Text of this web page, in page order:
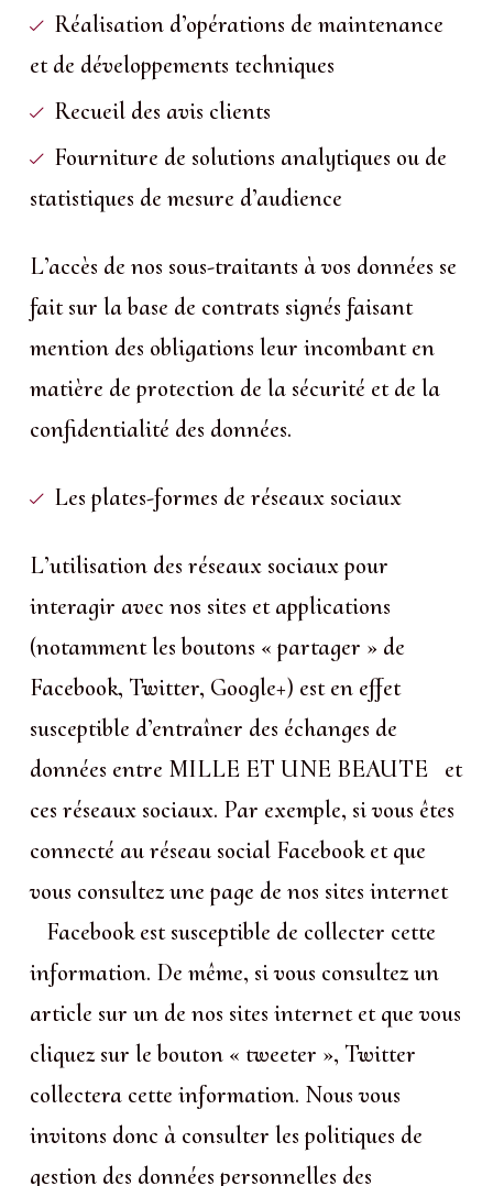
Réalisation d’opérations de maintenance
et de développements techniques
Recueil des avis clients
Fourniture de solutions analytiques ou de
statistiques de mesure d’audience
L’accès de nos sous-traitants à vos données se
fait sur la base de contrats signés faisant
mention des obligations leur incombant en
matière de protection de la sécurité et de la
confidentialité des données.
Les plates-formes de réseaux sociaux
L’utilisation des réseaux sociaux pour
interagir avec nos sites et applications
(notamment les boutons « partager » de
Facebook, Twitter, Google+) est en effet
susceptible d’entraîner des échanges de
données entre MILLE ET UNE BEAUTE et
ces réseaux sociaux. Par exemple, si vous êtes
connecté au réseau social Facebook et que
vous consultez une page de nos sites internet
Facebook est susceptible de collecter cette
information. De même, si vous consultez un
article sur un de nos sites internet et que vous
cliquez sur le bouton « tweeter », Twitter
collectera cette information. Nous vous
invitons donc à consulter les politiques de
gestion des données personnelles des